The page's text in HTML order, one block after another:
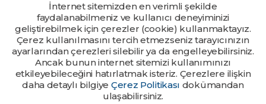
İnternet sitemizden en verimli şekilde
faydalanabilmeniz ve kullanıcı deneyiminizi
geliştirebilmek için çerezler (cookie) kullanmaktayız.
Çerez kullanılmasını tercih etmezseniz tarayıcınızın
ayarlarından çerezleri silebilir ya da engelleyebilirsiniz.
Ancak bunun internet sitemizi kullanımınızı
etkileyebileceğini hatırlatmak isteriz. Çerezlere ilişkin
daha detaylı bilgiye Çerez Politikası dokümandan
ulaşabilirsiniz.
Sektör Raporları
Tanıtım Dokümanı
Ülke Raporu
Yatırım Rehberi
Kalkınma Ajanslarının yetkili
birimlerine tanımlanan kullanıcı
bilgileri ile giriş yapılabilir.
Ajans Girişi